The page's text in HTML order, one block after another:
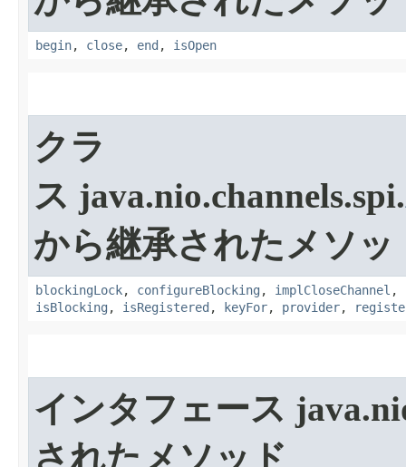
begin, close, end , isOpen
クラ
ス java.nio.channels.spi.
から継承されたメソッ
blockingLock, configureBlocking , implCloseChannel ,
isBlocking , isRegistered , keyFor, provider,
インタフェース
されたメソッド